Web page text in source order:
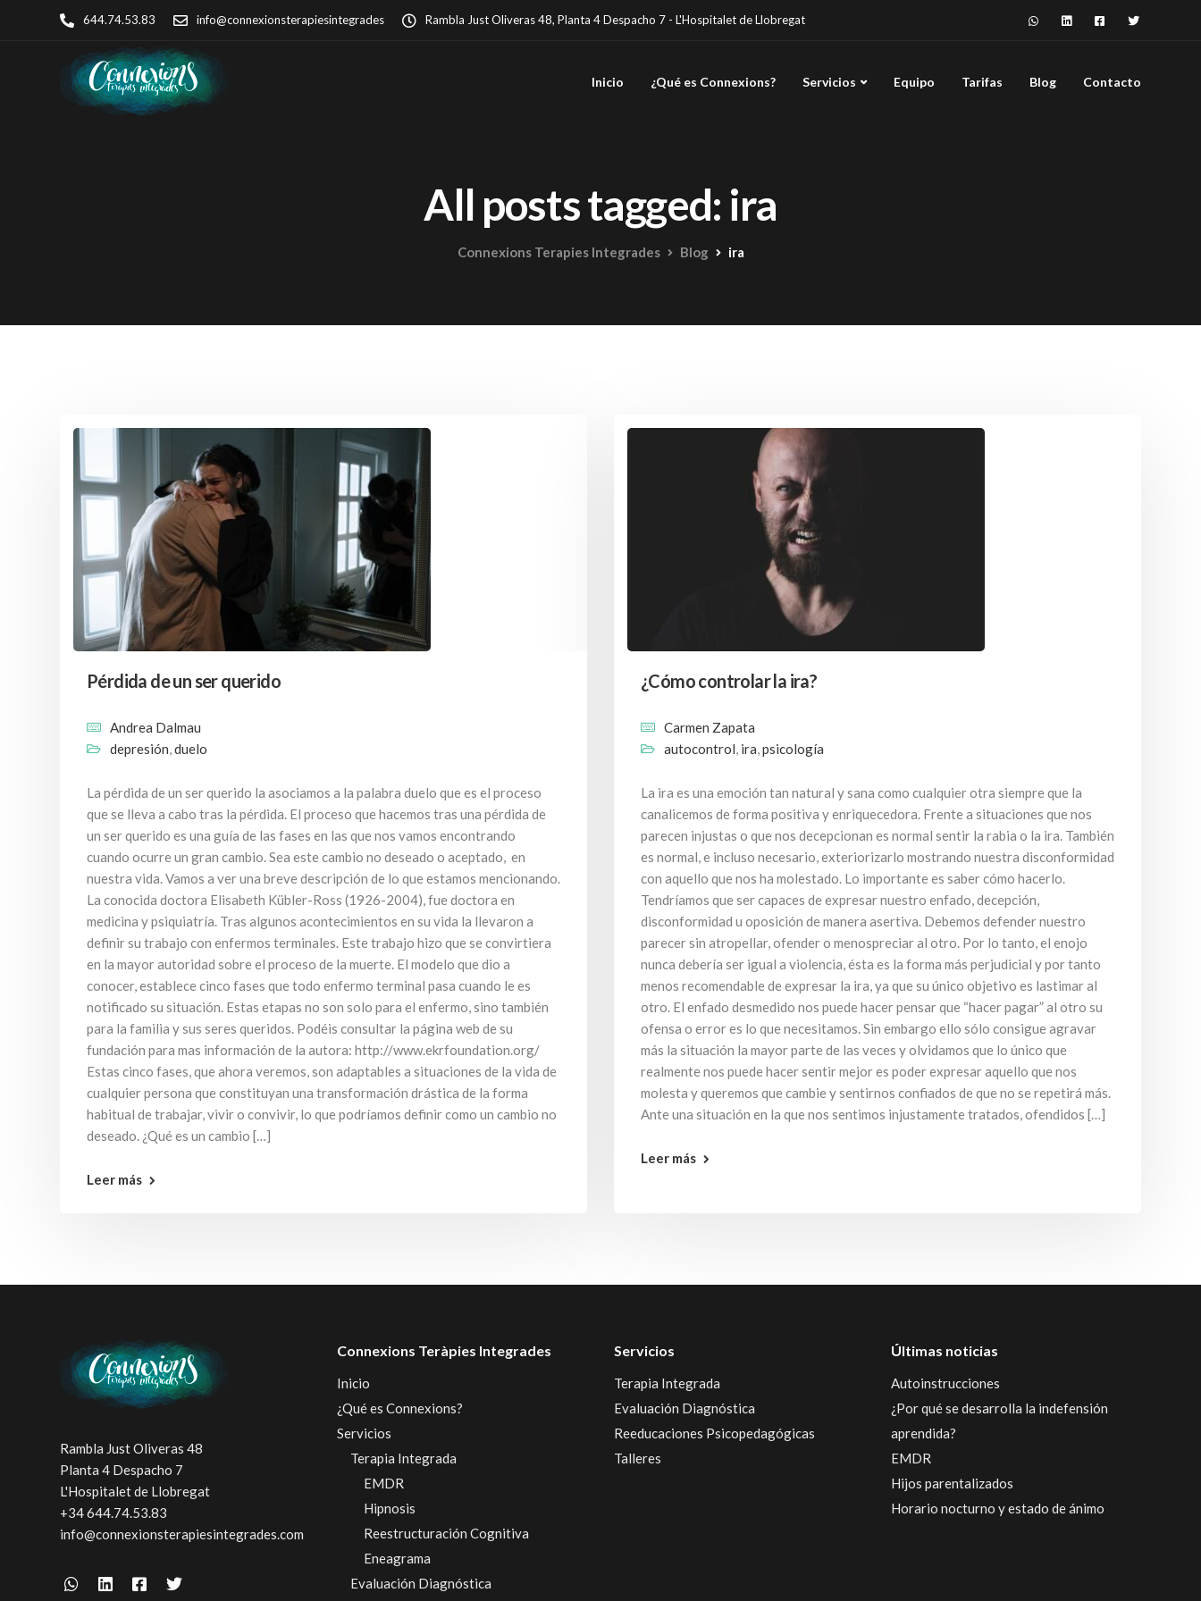
644.74.53.83 info@connexionsterapiesintegrades Rambla Just Oliveras 48, Planta 4 Despacho 7 - L'Hospitalet de Llobregat
Inicio ¿Qué es Connexions? Servicios Equipo Tarifas Blog Contacto
All posts tagged: ira
Connexions Terapies Integrades Blog ira
Pérdida de un ser querido
Andrea Dalmau
depresión,duelo
La pérdida de un ser querido la asociamos a la palabra duelo que es el proceso
que se lleva a cabo tras la pérdida. El proceso que hacemos tras una pérdida de
un ser querido es una guía de las fases en las que nos vamos encontrando
cuando ocurre un gran cambio. Sea este cambio no deseado o aceptado, en
nuestra vida. Vamos a ver una breve descripción de lo que estamos mencionando.
La conocida doctora Elisabeth Kübler-Ross (1926-2004), fue doctora en
medicina y psiquiatría. Tras algunos acontecimientos en su vida la llevaron a
definir su trabajo con enfermos terminales. Este trabajo hizo que se convirtiera
en la mayor autoridad sobre el proceso de la muerte. El modelo que dio a
conocer, establece cinco fases que todo enfermo terminal pasa cuando le es
notificado su situación. Estas etapas no son solo para el enfermo, sino también
para la familia y sus seres queridos. Podéis consultar la página web de su
fundación para mas información de la autora: http://www.ekrfoundation.org/
Estas cinco fases, que ahora veremos, son adaptables a situaciones de la vida de
cualquier persona que constituyan una transformación drástica de la forma
habitual de trabajar, vivir o convivir, lo que podríamos definir como un cambio no
deseado. ¿Qué es un cambio […]
Leer más
¿Cómo controlar la ira?
Carmen Zapata
autocontrol, ira,psicología
La ira es una emoción tan natural y sana como cualquier otra siempre que la
canalicemos de forma positiva y enriquecedora. Frente a situaciones que nos
parecen injustas o que nos decepcionan es normal sentir la rabia o la ira. También
es normal, e incluso necesario, exteriorizarlo mostrando nuestra disconformidad
con aquello que nos ha molestado. Lo importante es saber cómo hacerlo.
Tendríamos que ser capaces de expresar nuestro enfado, decepción,
disconformidad u oposición de manera asertiva. Debemos defender nuestro
parecer sin atropellar, ofender o menospreciar al otro. Por lo tanto, el enojo
nunca debería ser igual a violencia, ésta es la forma más perjudicial y por tanto
menos recomendable de expresar la ira, ya que su único objetivo es lastimar al
otro. El enfado desmedido nos puede hacer pensar que “hacer pagar” al otro su
ofensa o error es lo que necesitamos. Sin embargo ello sólo consigue agravar
más la situación la mayor parte de las veces y olvidamos que lo único que
realmente nos puede hacer sentir mejor es poder expresar aquello que nos
molesta y queremos que cambie y sentirnos confiados de que no se repetirá más.
Ante una situación en la que nos sentimos injustamente tratados, ofendidos […]
Leer más
Rambla Just Oliveras 48
Planta 4 Despacho 7
L'Hospitalet de Llobregat
+34 644.74.53.83
info@connexionsterapiesintegrades.com
Connexions Teràpies Integrades
Inicio
¿Qué es Connexions?
Servicios
Terapia Integrada
EMDR
Hipnosis
Reestructuración Cognitiva
Eneagrama
Evaluación Diagnóstica
Servicios
Terapia Integrada
Evaluación Diagnóstica
Reeducaciones Psicopedagógicas
Talleres
Últimas noticias
Autoinstrucciones
¿Por qué se desarrolla la indefensión
aprendida?
EMDR
Hijos parentalizados
Horario nocturno y estado de ánimo